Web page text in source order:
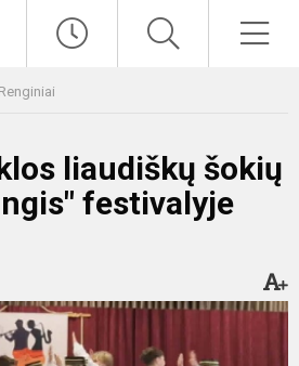
Renginiai
liaudiškų šokių
festivalyje